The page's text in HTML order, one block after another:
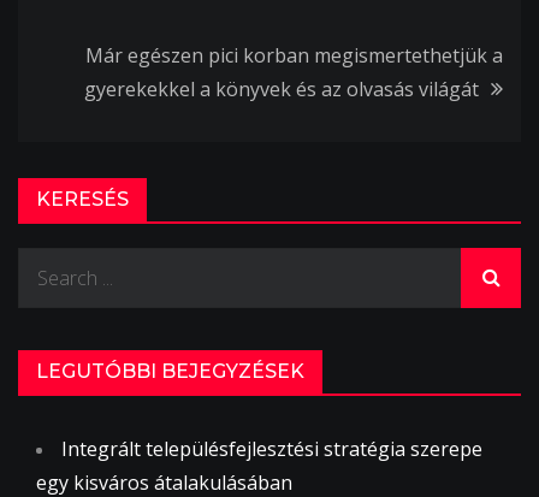
Már egészen pici korban megismertethetjük a
gyerekekkel a könyvek és az olvasás világát
KERESÉS
LEGUTÓBBI BEJEGYZÉSEK
Integrált településfejlesztési stratégia szerepe
egy kisváros átalakulásában